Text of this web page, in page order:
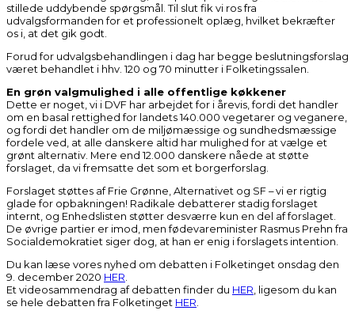
stillede uddybende spørgsmål. Til slut fik vi ros fra
udvalgsformanden for et professionelt oplæg, hvilket bekræfter
os i, at det gik godt.
Forud for udvalgsbehandlingen i dag har begge beslutningsforslag
været behandlet i hhv. 120 og 70 minutter i Folketingssalen.
En grøn valgmulighed i alle offentlige køkkener
Dette er noget, vi i DVF har arbejdet for i årevis, fordi det handler
om en basal rettighed for landets 140.000 vegetarer og veganere,
og fordi det handler om de miljømæssige og sundhedsmæssige
fordele ved, at alle danskere altid har mulighed for at vælge et
grønt alternativ. Mere end 12.000 danskere nåede at støtte
forslaget, da vi fremsatte det som et borgerforslag.
Forslaget støttes af Frie Grønne, Alternativet og SF – vi er rigtig
glade for opbakningen! Radikale debatterer stadig forslaget
internt, og Enhedslisten støtter desværre kun en del af forslaget.
De øvrige partier er imod, men fødevareminister Rasmus Prehn fra
Socialdemokratiet siger dog, at han er enig i forslagets intention.
Du kan læse vores nyhed om debatten i Folketinget onsdag den
9. december 2020 HER.
Et videosammendrag af debatten finder du HER, ligesom du kan
se hele debatten fra Folketinget HER.